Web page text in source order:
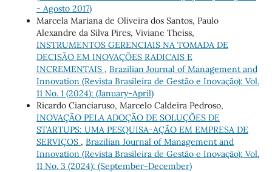
- Agosto 2017)
Marcela Mariana de Oliveira dos Santos, Paulo
Alexandre da Silva Pires, Viviane Theiss,
INSTRUMENTOS GERENCIAIS NA TOMADA DE
DECISÃO EM INOVAÇÕES RADICAIS E
INCREMENTAIS , Brazilian Journal of Management and
Innovation (Revista Brasileira de Gestão e Inovação): Vol.
11 No. 1 (2024): (January-April)
Ricardo Cianciaruso, Marcelo Caldeira Pedroso,
INOVAÇÃO PELA ADOÇÃO DE SOLUÇÕES DE
STARTUPS: UMA PESQUISA-AÇÃO EM EMPRESA DE
SERVIÇOS , Brazilian Journal of Management and
Innovation (Revista Brasileira de Gestão e Inovação): Vol.
11 No. 3 (2024): (September-December)